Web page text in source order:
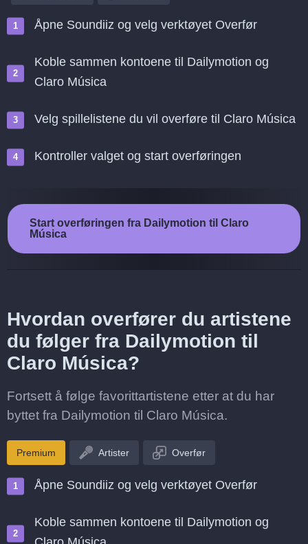
Åpne Soundiiz og velg verktøyet Overfør
Koble sammen kontoene til Dailymotion og
Claro Música
Velg spillelistene du vil overføre til Claro Música
Kontroller valget og start overføringen
Start overføringen fra Dailymotion til Claro
Música
Hvordan overfører du artistene
du følger fra Dailymotion til
Claro Música?
Fortsett å følge favorittartistene etter at du har
byttet fra Dailymotion til Claro Música.
Premium Artister Overfør
Åpne Soundiiz og velg verktøyet Overfør
Koble sammen kontoene til Dailymotion og